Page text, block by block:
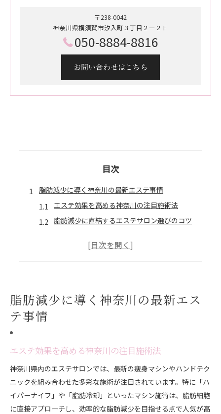
〒238-0042
神奈川県横須賀市汐入町３丁目２ー２Ｆ
050-8884-8816
お問い合わせはこちら
目次
脂肪減少に導く神奈川の最新エステ事情
エステ効果を高める神奈川の注目施術法
脂肪減少に直結するエステサロン選びのコツ
口コミから探る神奈川エステ効果の真実
理想体型へ導くエステ効果の活かし方
短期間で結果を出す神奈川エステの特徴
痩身エステならどちらが効果的か徹底解説
痩身エステと運動の効果的な組み合わせ
脂肪減少に導く神奈川の最新エス
テ事情
エステ効果を高める神奈川の注目施術法
神奈川県内のエステサロンでは、最新の痩身マシンやハンドテク
ニックを組み合わせた多彩な施術が注目されています。特に「ハ
イパーナイフ」や「脂肪冷却」といったマシン施術は、脂肪細胞
に直接アプローチし、効率的な脂肪減少を目指せる点で人気が高